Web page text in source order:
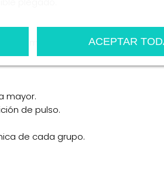
ACEPTAR
50 mm/s.
mayor.
de pulso.
de cada grupo.